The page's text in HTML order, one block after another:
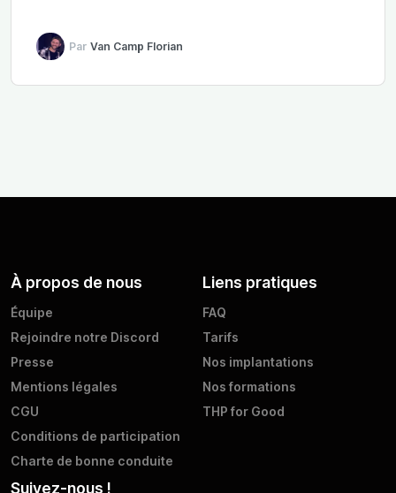
Par Van Camp Florian
À propos de nous
Équipe
Rejoindre notre Discord
Presse
Mentions légales
CGU
Conditions de participation
Charte de bonne conduite
Liens pratiques
FAQ
Tarifs
Nos implantations
Nos formations
THP for Good
Suivez-nous !